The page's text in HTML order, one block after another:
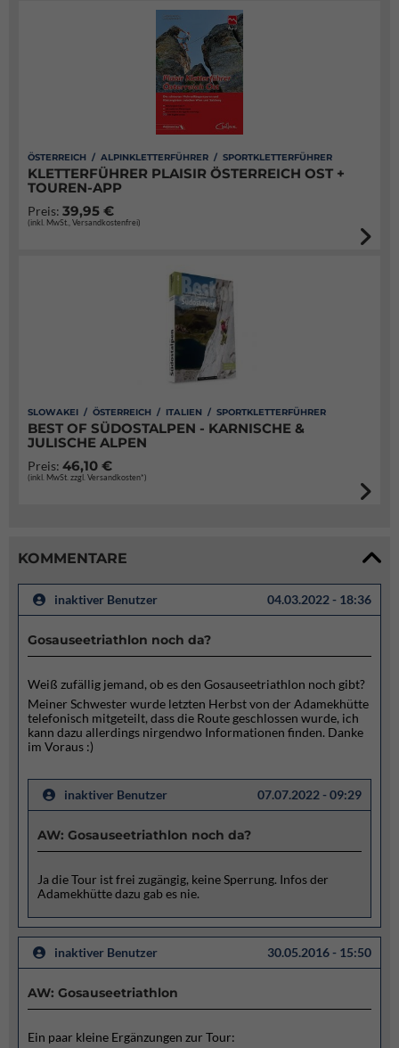
ÖSTERREICH / ALPINKLETTERFÜHRER / SPORTKLETTERFÜHRER
KLETTERFÜHRER PLAISIR ÖSTERREICH OST +
TOUREN-APP
Preis: 39,95 €
(inkl. MwSt., Versandkostenfrei)
SLOWAKEI / ÖSTERREICH / ITALIEN / SPORTKLETTERFÜHRER
BEST OF SÜDOSTALPEN - KARNISCHE &
JULISCHE ALPEN
Preis: 46,10 €
(inkl. MwSt. zzgl. Versandkosten*)
KOMMENTARE
inaktiver Benutzer 04.03.2022 - 18:36
Gosauseetriathlon noch da?
Weiß zufällig jemand, ob es den Gosauseetriathlon noch gibt?
Meiner Schwester wurde letzten Herbst von der Adamekhütte
telefonisch mitgeteilt, dass die Route geschlossen wurde, ich
kann dazu allerdings nirgendwo Informationen finden. Danke
im Voraus :)
inaktiver Benutzer 07.07.2022 - 09:29
AW: Gosauseetriathlon noch da?
Ja die Tour ist frei zugängig, keine Sperrung. Infos der
Adamekhütte dazu gab es nie.
inaktiver Benutzer 30.05.2016 - 15:50
AW: Gosauseetriathlon
Ein paar kleine Ergänzungen zur Tour: